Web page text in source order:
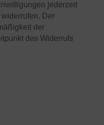
jederzeit
Der
der
des Widerrufs